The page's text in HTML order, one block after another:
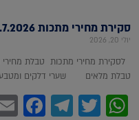
סקירת מחירי מתכות 2.7.2026
יולי 20, 2026
לסקירת מחירי מתכות טבלת
טבלת מלאים שערי דלקים
WhatsApp
Twitter